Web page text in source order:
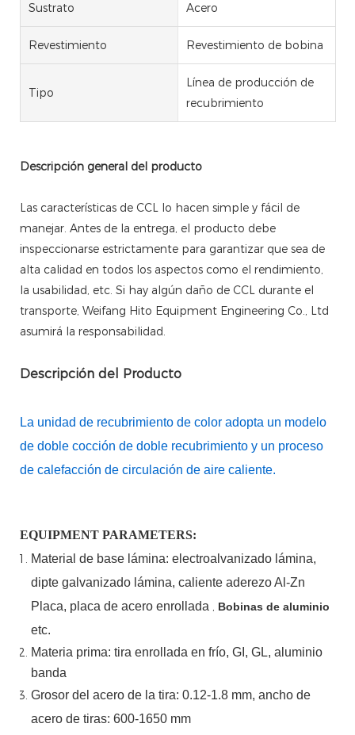
Sustrato Acero
Revestimiento Revestimiento de bobina
Tipo
Línea de producción de
recubrimiento
Descripción general del producto
Las características de CCL lo hacen simple y fácil de
manejar. Antes de la entrega, el producto debe
inspeccionarse estrictamente para garantizar que sea de
alta calidad en todos los aspectos como el rendimiento,
la usabilidad, etc. Si hay algún daño de CCL durante el
transporte, Weifang Hito Equipment Engineering Co., Ltd
asumirá la responsabilidad.
Descripción del Producto
La unidad de recubrimiento de color adopta un modelo
de doble cocción de doble recubrimiento y un proceso
de calefacción de circulación de aire caliente.
EQUIPMENT PARAMETERS:
Material de base lámina: electroalvanizado lámina,
dipte galvanizado lámina, caliente aderezoAl-Zn
Placa, placa de acero enrollada , Bobinas de aluminio
etc.
Materia prima: tira enrollada en frío, GI, GL, aluminio
banda
Grosor del acero de la tira: 0.12-1.8 mm, ancho de
acero de tiras: 600-1650 mm